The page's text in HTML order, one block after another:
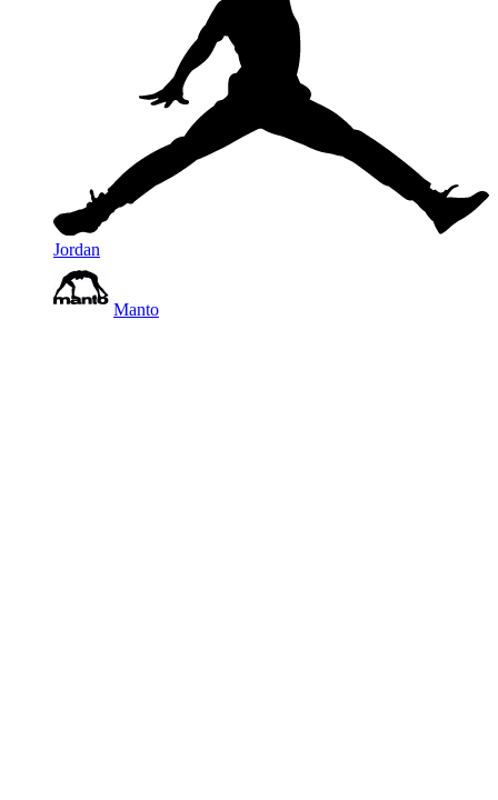
Jordan
Manto